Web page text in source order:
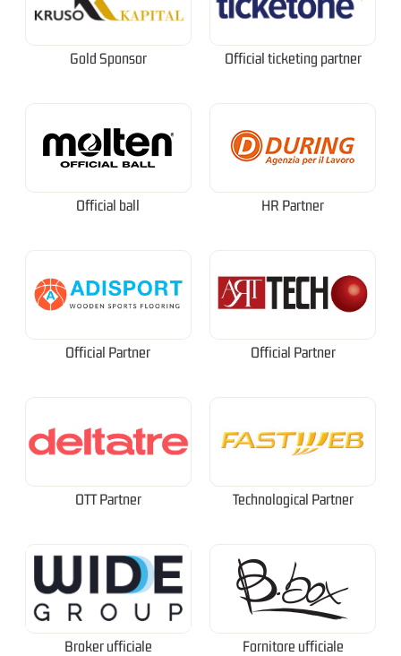
Gold Sponsor Official ticketing partner
Official ball HR Partner
Official Partner Official Partner
OTT Partner Technological Partner
Broker ufficiale Fornitore ufficiale